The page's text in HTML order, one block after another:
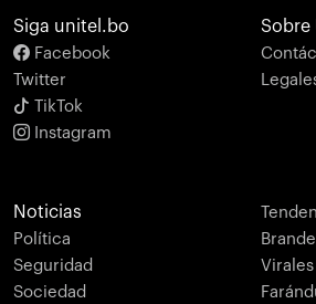
Siga unitel.bo
Facebook
Twitter
TikTok
Instagram
Sobre
Noticias
Política
Seguridad
Sociedad
Virales